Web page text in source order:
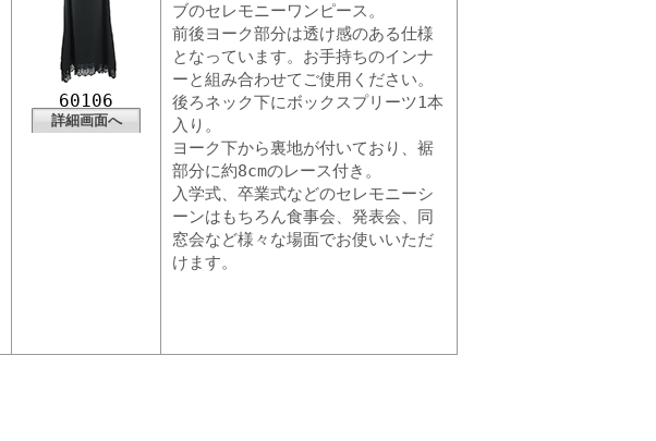
60106
詳細画面へ
ブのセレモニーワンピース。
前後ヨーク部分は透け感のある仕様
となっています。お手持ちのインナ
ーと組み合わせてご使用ください。
後ろネック下にボックスプリーツ1本
入り。
ヨーク下から裏地が付いており、裾
部分に約8cmのレース付き。
入学式、卒業式などのセレモニーシ
ーンはもちろん食事会、発表会、同
窓会など様々な場面でお使いいただ
けます。